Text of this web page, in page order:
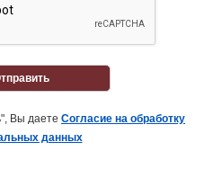
Вы даете Согласие на обработку
данных